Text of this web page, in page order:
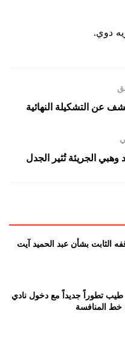
دوي.
الثابت بشأن عبد الحميد آيت
تطوراً جديداً مع دخول نادي
خط المنافسة